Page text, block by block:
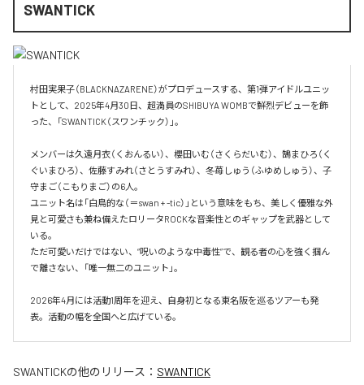
SWANTICK
村田実果子（BLACKNAZARENE）がプロデュースする、第1弾アイドルユニッ
トとして、2025年4月30日、超満員のSHIBUYA WOMBで鮮烈デビューを飾
った、「SWANTICK（スワンチック）」。
メンバーは久遠月衣（くおんるい）、櫻田いむ（さくらだいむ）、鵠まひろ（く
ぐいまひろ）、佐藤すみれ（さとうすみれ）、冬苺しゅう（ふゆめしゅう）、子
守まご（こもりまご）の6人。
ユニット名は「白鳥的な（＝swan + -tic）」という意味をもち、美しく優雅な外
見と可愛さも兼ね備えたロリータROCKな音楽性とのギャップを武器として
いる。
ただ可愛いだけではない、“呪いのような中毒性”で、観る者の心を強く掴ん
で離さない、「唯一無二のユニット」。
2026年4月には活動1周年を迎え、自身初となる東名阪を巡るツアーも発
表。活動の幅を全国へと広げている。
SWANTICKの他のリリース： SWANTICK